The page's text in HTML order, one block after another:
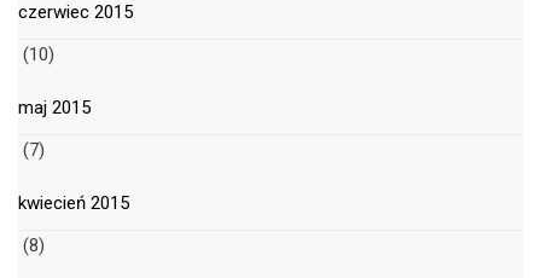
czerwiec 2015
(10)
maj 2015
(7)
kwiecień 2015
(8)